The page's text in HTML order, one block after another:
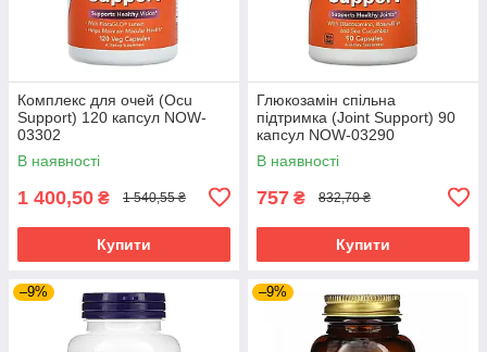
Комплекс для очей (Ocu
Support) 120 капсул NOW-
03302
В наявності
1 400,50 ₴ 1 540,55 ₴
Купити
Глюкозамін спільна
підтримка (Joint Support) 90
капсул NOW-03290
В наявності
757 ₴ 832,70 ₴
Купити
–9% –9%